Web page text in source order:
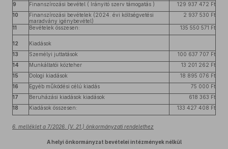
9
Finanszírozási bevétel ( Irányitó szerv támogatás )
129 937 472 Ft
10
Finanszírozási bevételek (2024. évi költségvetési
maradvány igénybevétel)
2 937 530 Ft
11 Bevételek összesen: 135 550 571 Ft
12
Kiadások
13
Személyi juttatások
100 637 707 Ft
14
Munkáltatói közteher
13 201 262 Ft
15
Dologi kiadások
18 895 076 Ft
16
Egyéb működési célú kiadás
75 000 Ft
17
Beruházási kiadások kiadások
618 363 Ft
18
Kiadások összesen: 133 427 408 Ft
6. melléklet a 7/2026. (V. 21.) önkormányzati rendelethez
A helyi önkormányzat bevételei intézmények nélkül